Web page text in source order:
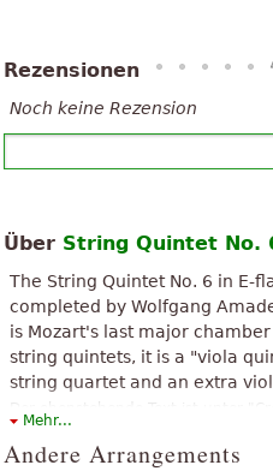
Rezensionen
Noch keine Rezension
Über String Quintet No.
The String Quintet No. 6 in E-
completed by Wolfgang
is Mozart's last major
string quintets, it is a "viola
string quartet and an extra
Der obenstehende Text ist unter
Material aus dem Wikipedia-Artikel "
Mehr...
Andere Arrangements